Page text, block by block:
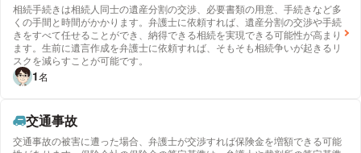
相続手続きは相続人同士の遺産分割の交渉、必要書類の用意、手続きなど多
くの手間と時間がかかります。弁護士に依頼すれば、遺産分割の交渉や手続
きをすべて任せることができ、納得できる相続を実現できる可能性が高まり
ます。生前に遺言作成を弁護士に依頼すれば、そもそも相続争いが起きるリ
スクを減らすことが可能です。
1名
交通事故
交通事故の被害に遭った場合、弁護士が交渉すれば保険金を増額できる可能